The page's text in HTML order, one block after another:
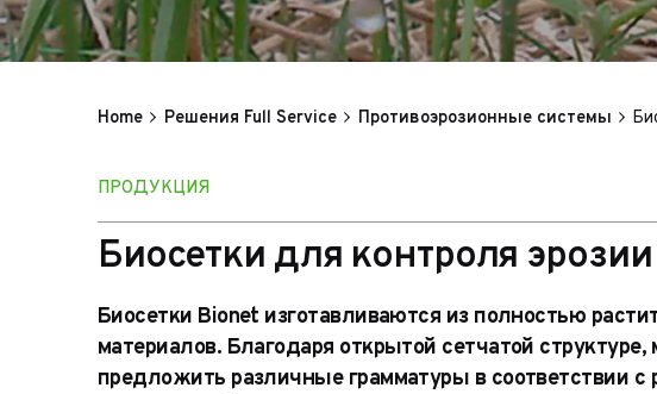
Home Решения Full Service Противоэрозионные системы
ПРОДУКЦИЯ
Биосетки для контроля эрозии
Биосетки Bionet изготавливаются из полностью
материалов. Благодаря открытой сетчатой
предложить различные грамматуры в соответствии с